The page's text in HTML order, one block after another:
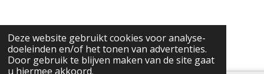
Deze website gebruikt cookies voor analyse-
doeleinden en/of het tonen van advertenties.
Door gebruik te blijven maken van de site gaat
u hiermee akkoord.